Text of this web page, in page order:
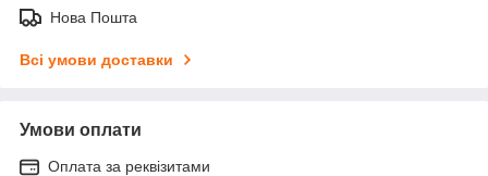
Нова Пошта
Всі умови доставки
Умови оплати
Оплата за реквізитами